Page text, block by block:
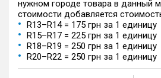
нужном городе товара в данный
стоимости добавляется
R13–R14 = 175 грн за 1 единицу
R15–R17 = 225 грн за 1 единицу
R18–R19 = 250 грн за 1 единицу
R20–R22 = 250 грн за 1 единицу